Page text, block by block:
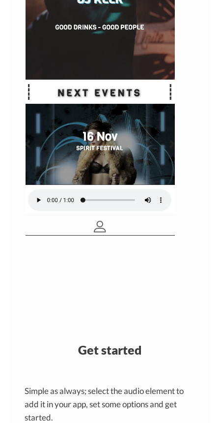
Get started
Simple as always; select the audio element to
add it in your app, set some options and get
started.